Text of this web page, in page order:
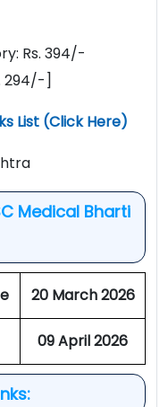
Rs. 394/-
294/-]
List (Click Here)
Medical Bharti
20 March 2026
09 April 2026